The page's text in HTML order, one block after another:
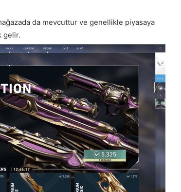
da mevcuttur ve genellikle piyasaya
gelir.